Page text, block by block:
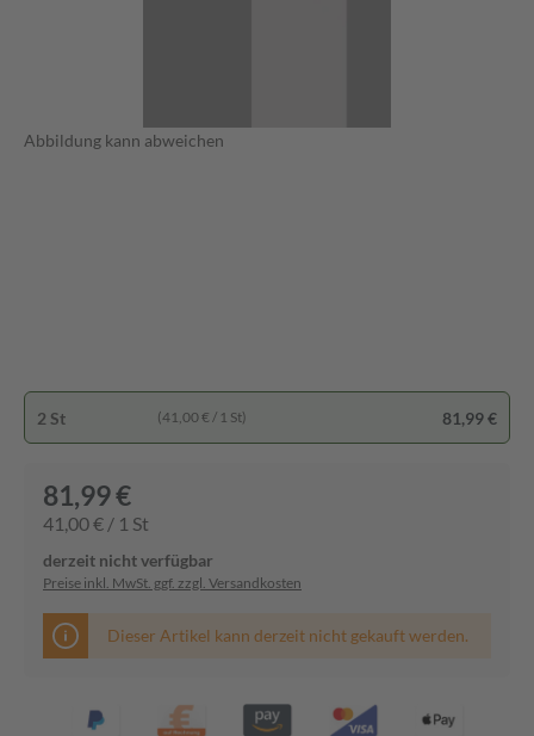
Abbildung kann abweichen
2 St (41,00 € / 1 St) 81,99 €
81,99 €
41,00 € / 1 St
derzeit nicht verfügbar
Preise inkl. MwSt. ggf. zzgl. Versandkosten
Dieser Artikel kann derzeit nicht gekauft werden.